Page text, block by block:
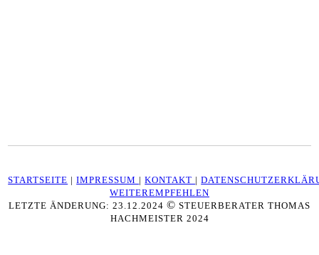
STARTSEITE |IMPRESSUM |KONTAKT |
WEITEREMPFEHLEN
LETZTE ÄNDERUNG: 23.12.2024 © STEUERBERATER THOMAS
HACHMEISTER 2024